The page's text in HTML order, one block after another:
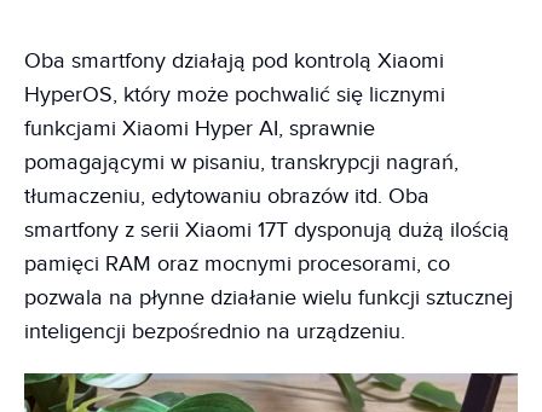
Oba smartfony działają pod kontrolą Xiaomi
HyperOS, który może pochwalić się licznymi
funkcjami Xiaomi Hyper AI, sprawnie
pomagającymi w pisaniu, transkrypcji nagrań,
tłumaczeniu, edytowaniu obrazów itd. Oba
smartfony z serii Xiaomi 17T dysponują dużą ilością
pamięci RAM oraz mocnymi procesorami, co
pozwala na płynne działanie wielu funkcji sztucznej
inteligencji bezpośrednio na urządzeniu.